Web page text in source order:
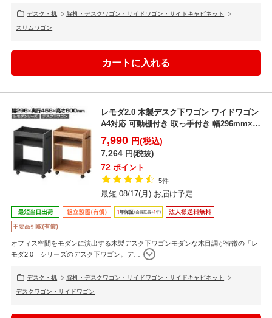
デスク・机 脇机・デスクワゴン・サイドワゴン・サイドキャビネット
スリムワゴン
レモダ2.0 木製デスク下ワゴン ワイドワゴン
A4対応 可動棚付き 取っ手付き 幅296mm×奥
行...
7,990 円(税込)
7,264 円(税抜)
72 ポイント
5件
最短 08/17(月) お届け予定
オフィス空間をモダンに演出する木製デスク下ワゴンモダンな木目調が特徴の「レ
モダ2.0」シリーズのデスク下ワゴン。デ…
デスク・机 脇机・デスクワゴン・サイドワゴン・サイドキャビネット
デスクワゴン・サイドワゴン